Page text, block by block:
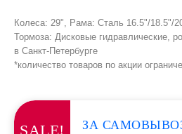
Колеса: 29", Рама: Сталь 16.5"/18.5"/
Тормоза: Дисковые гидравлические,
в Санкт-Петербурге
*количество товаров по акции
SALE! ЗА